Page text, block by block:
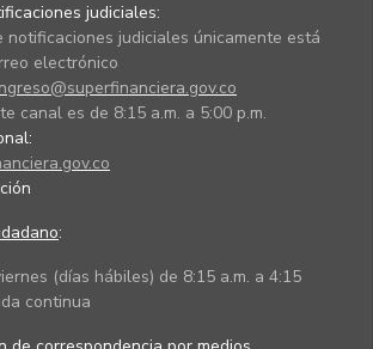
judiciales:
notificaciones judiciales únicamente está
electrónico
canal es de 8:15 a.m. a 5:00 p.m.
:
(días hábiles) de 8:15 a.m. a 4:15
continua